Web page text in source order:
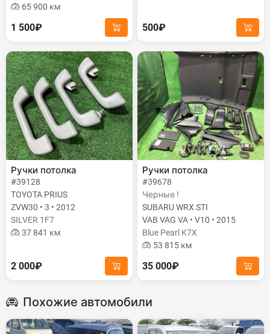
65 900 км
1 500₽ 500₽
Ручки потолка
#39128
TOYOTA PRIUS
ZVW30 • 3 • 2012
SILVER 1F7
37 841 км
2 000₽
Ручки потолка
#39678
Черные !
SUBARU WRX STI
VAB VAG VA • V10 • 2015
Blue Pearl K7X
53 815 км
35 000₽
Похожие автомобили